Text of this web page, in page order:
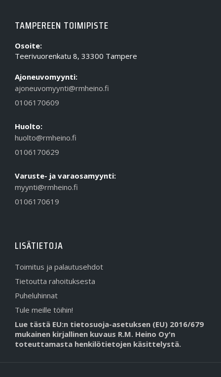
TAMPEREEN TOIMIPISTE
Osoite:
Teerivuorenkatu 8, 33300 Tampere
Ajoneuvomyynti:
ajoneuvomyynti@rmheino.fi
0106170609
Huolto:
huolto@rmheino.fi
0106170629
Varuste- ja varaosamyynti:
myynti@rmheino.fi
0106170619
LISÄTIETOJA
Toimitus ja palautusehdot
Tietoutta rahoituksesta
Puheluhinnat
Tule meille töihin!
Lue tästä EU:n tietosuoja-asetuksen (EU) 2016/679
mukainen kirjallinen kuvaus R.M. Heino Oy'n
toteuttamasta henkilötietojen käsittelystä.